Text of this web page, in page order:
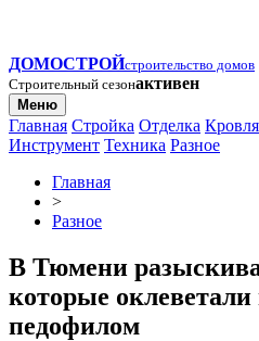
ДОМОСТРОЙстроительство домов
Строительный сезонактивен
Меню
Главная Стройка Отделка Кровля
Инструмент Техника Разное
Главная
>
Разное
В Тюмени
которые
педофилом